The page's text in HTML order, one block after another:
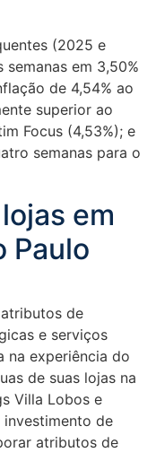
(2025 e
em 3,50%
de 4,54% ao
superior ao
Focus (4,53%); e
semanas para o
em
Paulo
de
e serviços
na experiência do
de suas lojas na
Villa Lobos e
investimento de
atributos de